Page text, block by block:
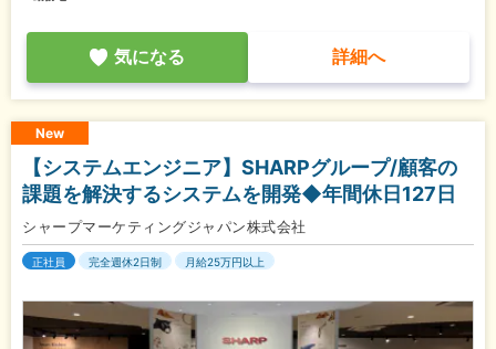
気になる 詳細へ
New
【システムエンジニア】SHARPグループ/顧客の
課題を解決するシステムを開発◆年間休日127日
シャープマーケティングジャパン株式会社
正社員 完全週休2日制 月給25万円以上